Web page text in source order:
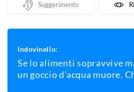
Mostra Un Suggerimento Mostra La
Indovinello:
Se lo alimenti sopravvive
un goccio d'acqua muore.